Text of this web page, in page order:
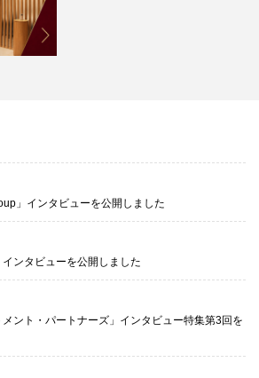
」インタビューを公開しました
インタビューを公開しました
メント・パートナーズ」インタビュー特集第3回を